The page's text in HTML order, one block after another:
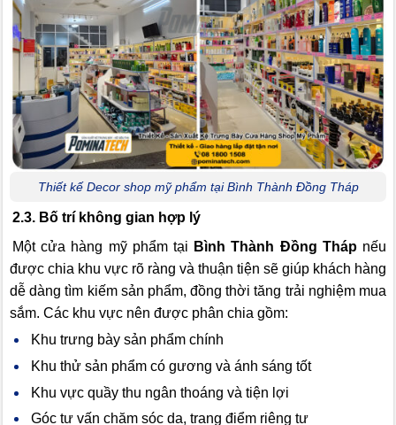
Thiết kế Decor shop mỹ phẩm tại Bình Thành Đồng Tháp
2.3. Bố trí không gian hợp lý
Một cửa hàng mỹ phẩm tại Bình Thành Đồng Thápnếu
được chia khu vực rõ ràng và thuận tiện sẽ giúp khách hàng
dễ dàng tìm kiếm sản phẩm, đồng thời tăng trải nghiệm mua
sắm. Các khu vực nên được phân chia gồm:
Khu trưng bày sản phẩm chính
Khu thử sản phẩm có gương và ánh sáng tốt
Khu vực quầy thu ngân thoáng và tiện lợi
Góc tư vấn chăm sóc da, trang điểm riêng tư